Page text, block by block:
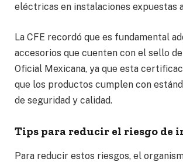
eléctricas en instalaciones expuestas
La CFE recordó que es fundamental
accesorios que cuenten con el sello
Oficial Mexicana, ya que esta
que los productos cumplen con
de seguridad y calidad.
Tips para reducir el riesgo de
Para reducir estos riesgos, el